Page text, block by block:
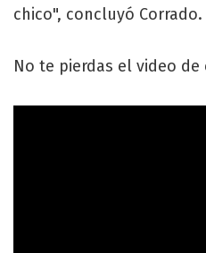
chico", concluyó Corrado.
No te pierdas el video de